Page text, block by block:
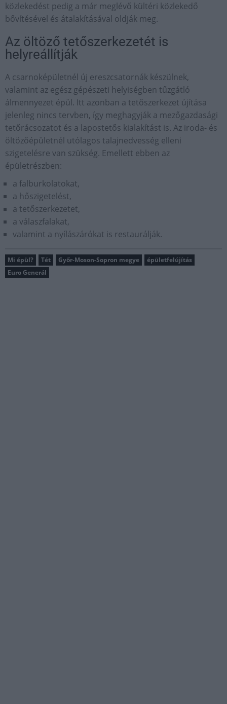
közlekedést pedig a már meglévő kültéri közlekedő
bővítésével és átalakításával oldják meg.
Az öltöző tetőszerkezetét is
helyreállítják
A csarnoképületnél új ereszcsatornák készülnek,
valamint az egész gépészeti helyiségben tűzgátló
álmennyezet épül. Itt azonban a tetőszerkezet újítása
jelenleg nincs tervben, így meghagyják a mezőgazdasági
tetőrácsozatot és a lapostetős kialakítást is. Az iroda- és
öltözőépületnél utólagos talajnedvesség elleni
szigetelésre van szükség. Emellett ebben az
épületrészben:
a falburkolatokat,
a hőszigetelést,
a tetőszerkezetet,
a válaszfalakat,
valamint a nyílászárókat is restaurálják.
Mi épül? Tét Győr-Moson-Sopron megye
épületfelújítás
Euro Generál